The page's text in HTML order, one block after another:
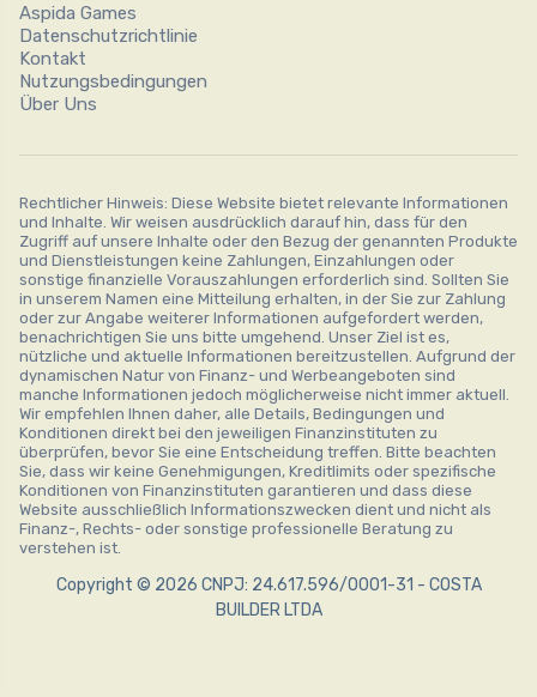
Aspida Games
Datenschutzrichtlinie
Kontakt
Nutzungsbedingungen
Über Uns
Rechtlicher Hinweis: Diese Website bietet relevante Informationen
und Inhalte. Wir weisen ausdrücklich darauf hin, dass für den
Zugriff auf unsere Inhalte oder den Bezug der genannten Produkte
und Dienstleistungen keine Zahlungen, Einzahlungen oder
sonstige finanzielle Vorauszahlungen erforderlich sind. Sollten Sie
in unserem Namen eine Mitteilung erhalten, in der Sie zur Zahlung
oder zur Angabe weiterer Informationen aufgefordert werden,
benachrichtigen Sie uns bitte umgehend. Unser Ziel ist es,
nützliche und aktuelle Informationen bereitzustellen. Aufgrund der
dynamischen Natur von Finanz- und Werbeangeboten sind
manche Informationen jedoch möglicherweise nicht immer aktuell.
Wir empfehlen Ihnen daher, alle Details, Bedingungen und
Konditionen direkt bei den jeweiligen Finanzinstituten zu
überprüfen, bevor Sie eine Entscheidung treffen. Bitte beachten
Sie, dass wir keine Genehmigungen, Kreditlimits oder spezifische
Konditionen von Finanzinstituten garantieren und dass diese
Website ausschließlich Informationszwecken dient und nicht als
Finanz-, Rechts- oder sonstige professionelle Beratung zu
verstehen ist.
Copyright © 2026 CNPJ: 24.617.596/0001-31 - COSTA
BUILDER LTDA